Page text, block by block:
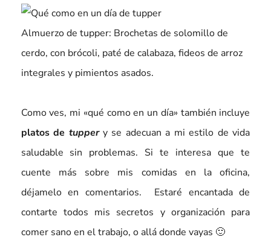
Almuerzo de tupper: Brochetas de solomillo de
cerdo, con brócoli, paté de calabaza, fideos de arroz
integrales y pimientos asados.
Como ves, mi «qué como en un día» también incluye
platos de tuppery se adecuan a mi estilo de vida
saludable sin problemas. Si te interesa que te
cuente más sobre mis comidas en la oficina,
déjamelo en comentarios. Estaré encantada de
contarte todos mis secretos y organización para
comer sano en el trabajo, o allá donde vayas 🙂